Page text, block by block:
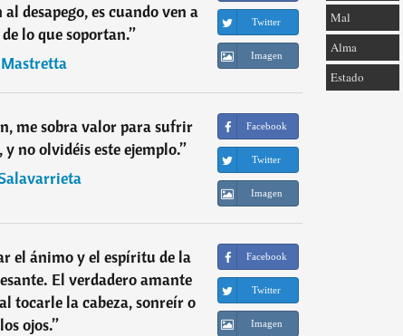
desapego, es cuando ven a
lo que soportan.”
Twitter
Imagen
me sobra valor para sufrir
no olvidéis este ejemplo.”
Facebook
Twitter
Imagen
el ánimo y el espíritu de la
El verdadero amante
tocarle la cabeza, sonreír o
ojos.”
Facebook
Twitter
Imagen
Mal
Alma
Estado